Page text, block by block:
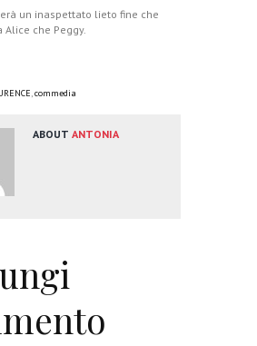
un inaspettato lieto fine che
che Peggy.
,commedia
ABOUTANTONIA